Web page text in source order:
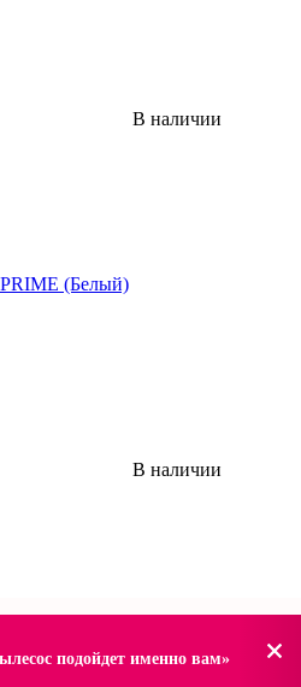
В наличии
(Белый)
В наличии
подойдет именно вам»
подойдет именно вам»